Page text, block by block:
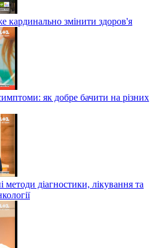
кардинально змінити здоров'я
як добре бачити на різних
діагностики, лікування та